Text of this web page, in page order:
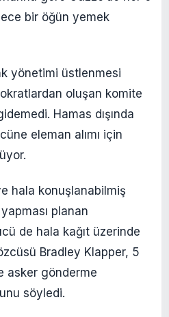
bir öğün yemek
yönetimi üstlenmesi
oluşan komite
Hamas dışında
eleman alımı için
hala konuşlanabilmiş
planan
de hala kağıt üzerinde
Bradley Klapper, 5
asker gönderme
söyledi.